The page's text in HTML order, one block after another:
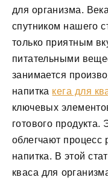
для организма.
спутником нашего
только приятным
питательными
занимается
напитка кега для
ключевых
готового продукта.
облегчают процесс
напитка. В этой
кваса для